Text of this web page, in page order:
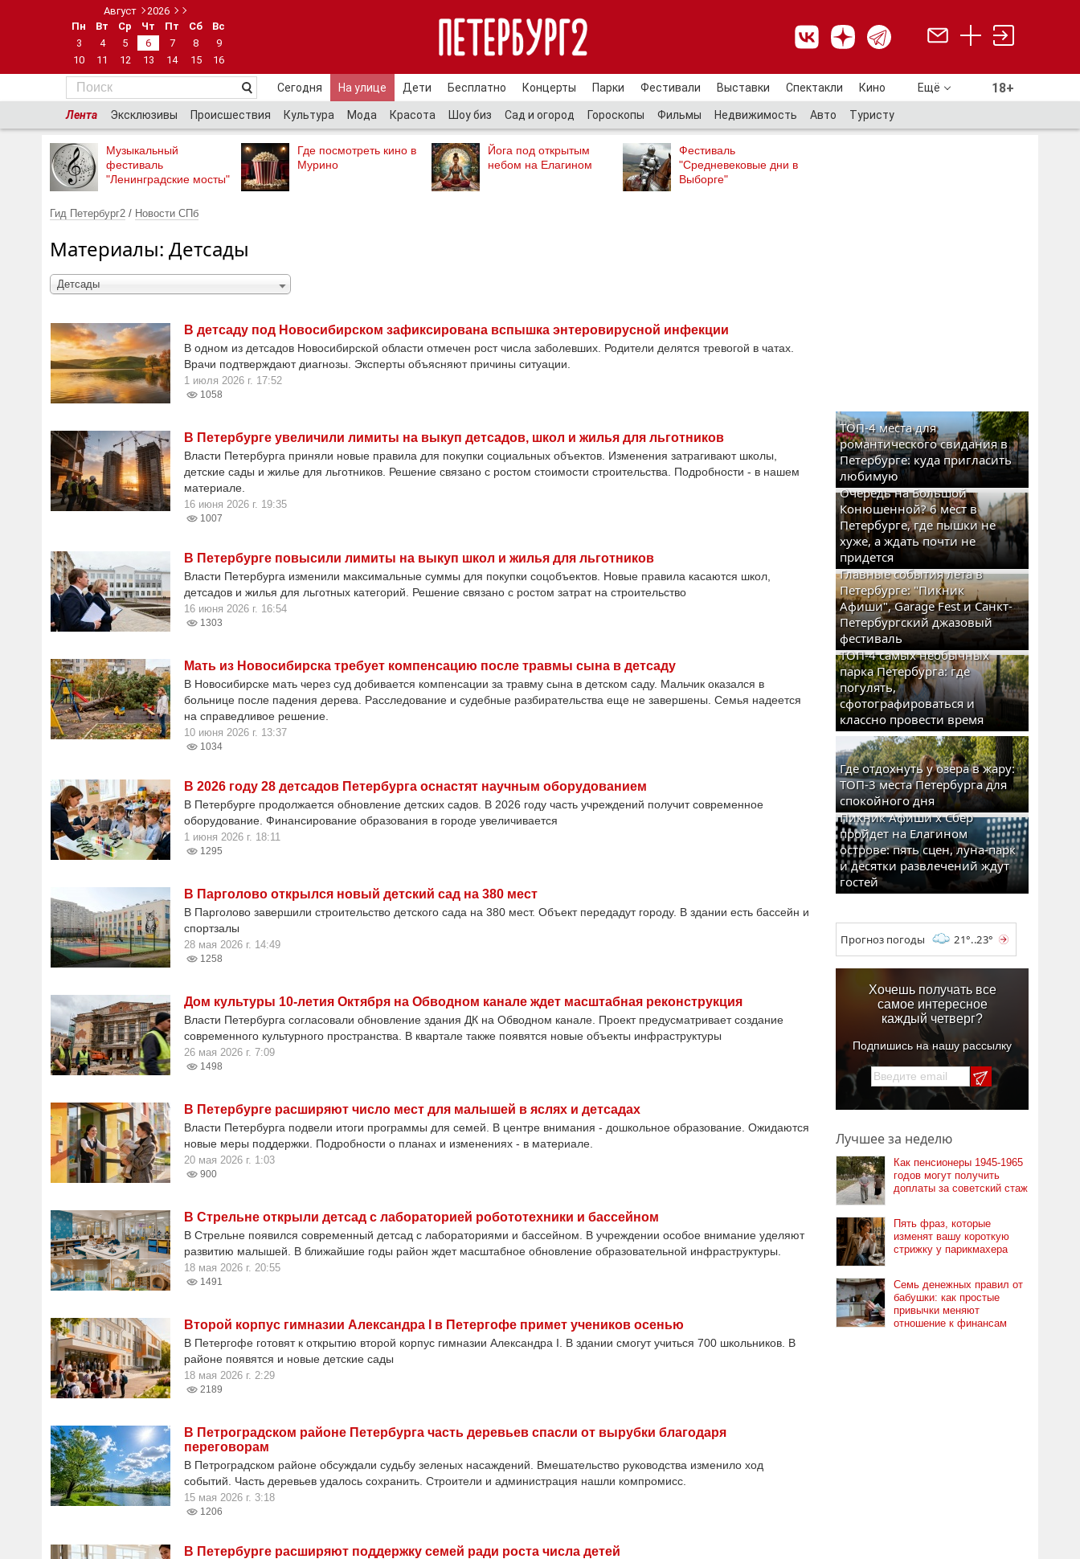
Август
2026
Пн
Вт Ср Чт Пт Сб
Вс
3
4 5 6 7 8
9
10
11 12 13 14 15 16
Сегодня На улице Дети Бесплатно Концерты Парки Фестивали Выставки Спектакли Кино Ещё 18+
Лента Эксклюзивы Происшествия Культура Мода Красота Шоу биз Сад и огород Гороскопы Фильмы Недвижимость Авто Туристу
Музыкальный
фестиваль
"Ленинградские мосты"
Где посмотреть кино в
Мурино
Йога под открытым
небом на Елагином
Фестиваль
"Средневековые дни в
Выборге"
Гид Петербург2 / Новости СПб
Материалы: Детсады
Детсады
В детсаду под Новосибирском зафиксирована вспышка энтеровирусной инфекции
В одном из детсадов Новосибирской области отмечен рост числа заболевших. Родители делятся тревогой в чатах.
Врачи подтверждают диагнозы. Эксперты объясняют причины ситуации.
1 июля 2026 г. 17:52
1058
В Петербурге увеличили лимиты на выкуп детсадов, школ и жилья для льготников
Власти Петербурга приняли новые правила для покупки социальных объектов. Изменения затрагивают школы,
детские сады и жилье для льготников. Решение связано с ростом стоимости строительства. Подробности - в нашем
материале.
16 июня 2026 г. 19:35
1007
В Петербурге повысили лимиты на выкуп школ и жилья для льготников
Власти Петербурга изменили максимальные суммы для покупки соцобъектов. Новые правила касаются школ,
детсадов и жилья для льготных категорий. Решение связано с ростом затрат на строительство
16 июня 2026 г. 16:54
1303
Мать из Новосибирска требует компенсацию после травмы сына в детсаду
В Новосибирске мать через суд добивается компенсации за травму сына в детском саду. Мальчик оказался в
больнице после падения дерева. Расследование и судебные разбирательства еще не завершены. Семья надеется
на справедливое решение.
10 июня 2026 г. 13:37
1034
В 2026 году 28 детсадов Петербурга оснастят научным оборудованием
В Петербурге продолжается обновление детских садов. В 2026 году часть учреждений получит современное
оборудование. Финансирование образования в городе увеличивается
1 июня 2026 г. 18:11
1295
В Парголово открылся новый детский сад на 380 мест
В Парголово завершили строительство детского сада на 380 мест. Объект передадут городу. В здании есть бассейн и
спортзалы
28 мая 2026 г. 14:49
1258
Дом культуры 10-летия Октября на Обводном канале ждет масштабная реконструкция
Власти Петербурга согласовали обновление здания ДК на Обводном канале. Проект предусматривает создание
современного культурного пространства. В квартале также появятся новые объекты инфраструктуры
26 мая 2026 г. 7:09
1498
В Петербурге расширяют число мест для малышей в яслях и детсадах
Власти Петербурга подвели итоги программы для семей. В центре внимания - дошкольное образование. Ожидаются
новые меры поддержки. Подробности о планах и изменениях - в материале.
20 мая 2026 г. 1:03
900
В Стрельне открыли детсад с лабораторией робототехники и бассейном
В Стрельне появился современный детсад с лабораториями и бассейном. В учреждении особое внимание уделяют
развитию малышей. В ближайшие годы район ждет масштабное обновление образовательной инфраструктуры.
18 мая 2026 г. 20:55
1491
Второй корпус гимназии Александра I в Петергофе примет учеников осенью
В Петергофе готовят к открытию второй корпус гимназии Александра I. В здании смогут учиться 700 школьников. В
районе появятся и новые детские сады
18 мая 2026 г. 2:29
2189
В Петроградском районе Петербурга часть деревьев спасли от вырубки благодаря
переговорам
В Петроградском районе обсуждали судьбу зеленых насаждений. Вмешательство руководства изменило ход
событий. Часть деревьев удалось сохранить. Строители и администрация нашли компромисс.
15 мая 2026 г. 3:18
1206
В Петербурге расширяют поддержку семей ради роста числа детей
ТОП-4 места для
романтического свидания в
Петербурге: куда пригласить
любимую
Очередь на Большой
Конюшенной? 6 мест в
Петербурге, где пышки не
хуже, а ждать почти не
придется
Главные события лета в
Петербурге: "Пикник
Афиши", Garage Fest и Санкт-
Петербургский джазовый
фестиваль
ТОП-4 самых необычных
парка Петербурга: где
погулять,
сфотографироваться и
классно провести время
Где отдохнуть у озера в жару:
ТОП-3 места Петербурга для
спокойного дня
Пикник Афиши x Сбер
пройдет на Елагином
острове: пять сцен, луна-парк
и десятки развлечений ждут
гостей
Прогноз погоды 21°..23°
Хочешь получать все
самое интересное
каждый четверг?
Подпишись на нашу рассылку
Лучшее за неделю
Как пенсионеры 1945-1965
годов могут получить
доплаты за советский стаж
Пять фраз, которые
изменят вашу короткую
стрижку у парикмахера
Семь денежных правил от
бабушки: как простые
привычки меняют
отношение к финансам